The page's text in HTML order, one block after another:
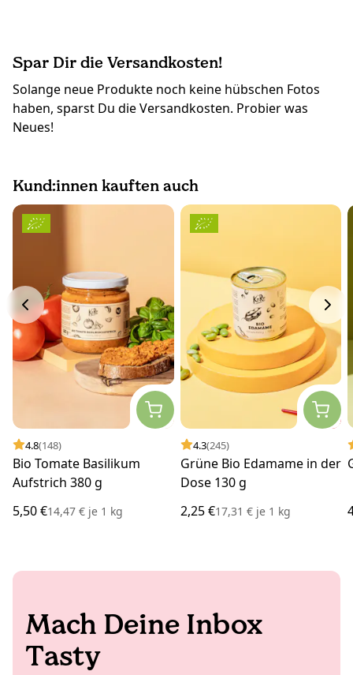
Spar Dir die Versandkosten!
Solange neue Produkte noch keine hübschen Fotos
haben, sparst Du die Versandkosten. Probier was
Neues!
Kund:innen kauften auch
4.8(148)
Bio Tomate Basilikum
Aufstrich 380 g
5,50 €14,47 € je 1 kg
4.3(245)
Grüne Bio Edamame in der
Dose 130 g
2,25 €17,31 € je1 kg
Mach Deine Inbox
Tasty